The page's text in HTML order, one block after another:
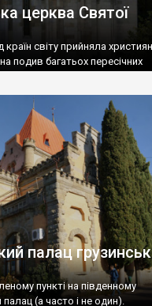
церква Святої
світу прийняла
подив багатьох пересічних
палац
пункті на південному
(а часто і не один).